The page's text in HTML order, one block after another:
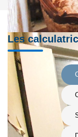
Les